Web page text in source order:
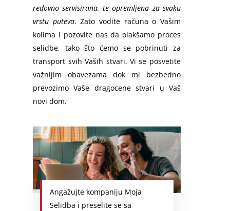
redovno servisirana, te opremljena za svaku
vrstu puteva. Zato vodite računa o Vašim
kolima i pozovite nas da olakšamo proces
selidbe, tako što ćemo se pobrinuti za
transport svih Vaših stvari. Vi se posvetite
važnijim obavezama dok mi bezbedno
prevozimo Vaše dragocene stvari u Vaš
novi dom.
Angažujte kompaniju Moja
Selidba i preselite se sa